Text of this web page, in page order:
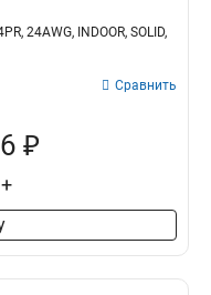
24AWG, INDOOR, SOLID,
Сравнить
₽
+